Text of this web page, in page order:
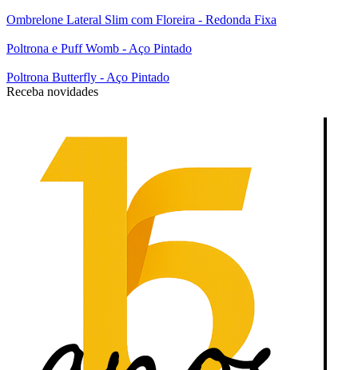
Ombrelone Lateral Slim com Floreira - Redonda Fixa
Poltrona e Puff Womb - Aço Pintado
Poltrona Butterfly - Aço Pintado
Receba novidades